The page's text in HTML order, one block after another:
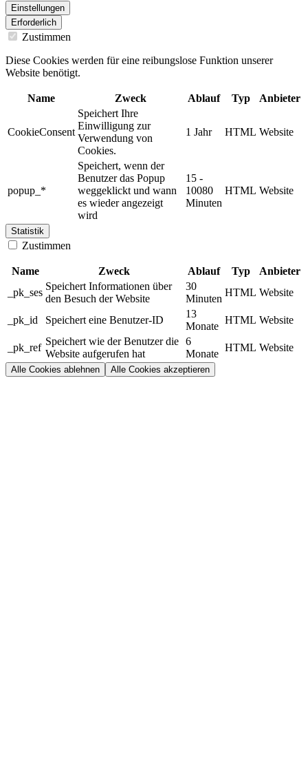
Einstellungen
Erforderlich
Zustimmen
Diese Cookies werden für eine reibungslose Funktion unserer
Website benötigt.
Name Zweck Ablauf Typ Anbieter
CookieConsent
Speichert Ihre
Einwilligung zur
Verwendung von
Cookies.
1 Jahr HTML Website
popup_*
Speichert, wenn der
Benutzer das Popup
weggeklickt und wann
es wieder angezeigt
wird
15 -
10080
Minuten
HTML Website
Statistik
Zustimmen
Name Zweck Ablauf Typ
Anbieter
_pk_ses
Speichert Informationen über
den Besuch der Website
30
Minuten
HTML Website
_pk_id Speichert eine Benutzer-ID
13
Monate
HTML Website
_pk_ref
Speichert wie der Benutzer die
Website aufgerufen hat
6
Monate
HTML Website
Alle Cookies ablehnen Alle Cookies akzeptieren